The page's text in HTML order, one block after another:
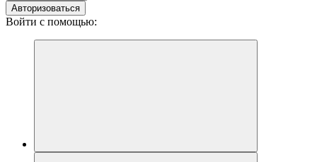
Авторизоваться
Войти с помощью: